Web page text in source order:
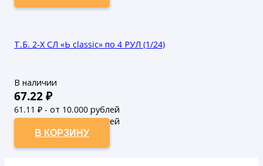
Т.Б. 2-Х СЛ «Ь classic» по 4 РУЛ (1/24)
В наличии
67.22₽
61.11 ₽ - от 10.000 рублей
55.55₽ - от 50.000 рублей
В КОРЗИНУ